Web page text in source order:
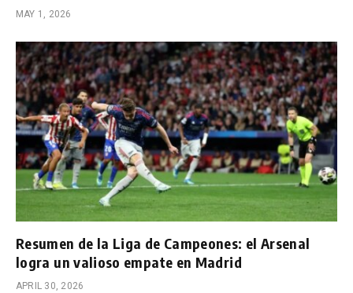
MAY 1, 2026
Resumen de la Liga de Campeones: el Arsenal
logra un valioso empate en Madrid
APRIL 30, 2026